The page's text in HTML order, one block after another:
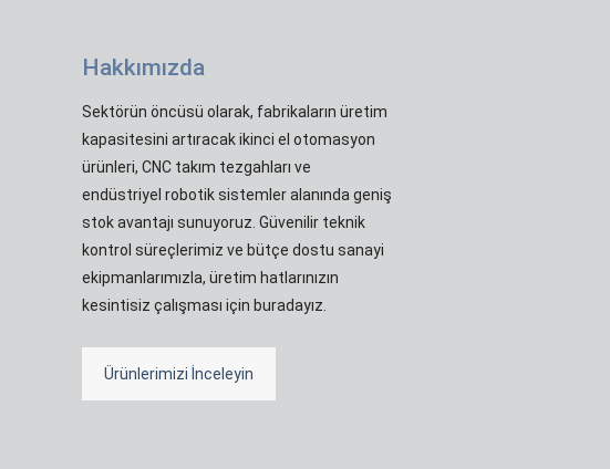
Hakkımızda
Sektörün öncüsü olarak, fabrikaların üretim
kapasitesini artıracak ikinci el otomasyon
ürünleri, CNC takım tezgahları ve
endüstriyel robotik sistemler alanında geniş
stok avantajı sunuyoruz. Güvenilir teknik
kontrol süreçlerimiz ve bütçe dostu sanayi
ekipmanlarımızla, üretim hatlarınızın
kesintisiz çalışması için buradayız.
Ürünlerimizi İnceleyin